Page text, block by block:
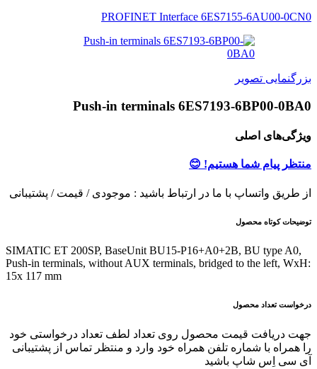
PROFINET Interface 6ES7155-6AU00-0CN0
بزرگنمایی تصویر
Push-in terminals 6ES7193-6BP00-0BA0
ویژگی‌های اصلی
منتظر پیام شما هستیم! 😊
از طریق واتساپ با ما در ارتباط باشید : موجودی / قیمت / پشتیبانی
توضیحات کوتاه محصول
SIMATIC ET 200SP, BaseUnit BU15-P16+A0+2B, BU type A0,
Push-in terminals, without AUX terminals, bridged to the left, WxH:
15x 117 mm
درخواست تعداد محصول
جهت دریافت قیمت محصول روی تعداد لطف تعداد درخواستی خود
را همراه با شماره تلفن همراه خود وارد و منتظر تماس از پشتیبانی
آی سی اِس شاپ باشید